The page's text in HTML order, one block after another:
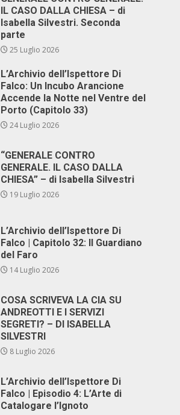
IL CASO DALLA CHIESA – di
Isabella Silvestri. Seconda
parte
25 Luglio 2026
L’Archivio dell’Ispettore Di
Falco: Un Incubo Arancione
Accende la Notte nel Ventre del
Porto (Capitolo 33)
24 Luglio 2026
“GENERALE CONTRO
GENERALE. IL CASO DALLA
CHIESA” – di Isabella Silvestri
19 Luglio 2026
L’Archivio dell’Ispettore Di
Falco | Capitolo 32: Il Guardiano
del Faro
14 Luglio 2026
COSA SCRIVEVA LA CIA SU
ANDREOTTI E I SERVIZI
SEGRETI? – DI ISABELLA
SILVESTRI
8 Luglio 2026
L’Archivio dell’Ispettore Di
Falco | Episodio 4: L’Arte di
Catalogare l’Ignoto